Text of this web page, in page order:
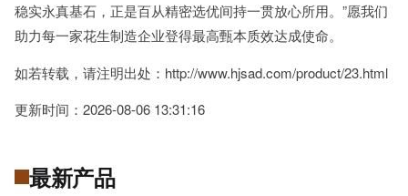
稳实永真基石，正是百从精密选优间持一贯放心所用。”愿我们
助力每一家花生制造企业登得最高甄本质效达成使命。
如若转载，请注明出处：http://www.hjsad.com/product/23.html
更新时间：2026-08-06 13:31:16
最新产品